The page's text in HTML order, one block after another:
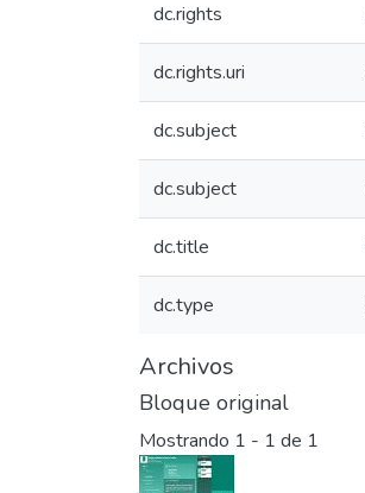
dc.rights
dc.rights.uri
dc.subject
dc.subject
dc.title
dc.type
Archivos
Bloque original
Mostrando 1 - 1 de 1